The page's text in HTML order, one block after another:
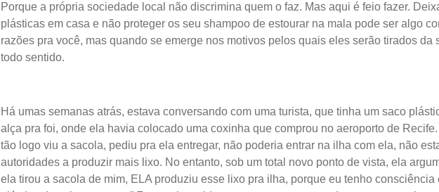
Porque a própria sociedade local não discrimina quem o faz. Mas aqui é feio fazer.
plásticas em casa e não proteger os seu shampoo de estourar na mala pode ser algo
razões pra você, mas quando se emerge nos motivos pelos quais eles serão tirados da
todo sentido.
Há umas semanas atrás, estava conversando com uma turista, que tinha um saco
alça pra foi, onde ela havia colocado uma coxinha que comprou no aeroporto de
tão logo viu a sacola, pediu pra ela entregar, não poderia entrar na ilha com ela, não
autoridades a produzir mais lixo. No entanto, sob um total novo ponto de vista, ela
ela tirou a sacola de mim, ELA produziu esse lixo pra ilha, porque eu tenho consciência